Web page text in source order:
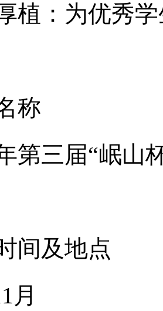
：为优秀学
称
三届“岷山杯
及地点